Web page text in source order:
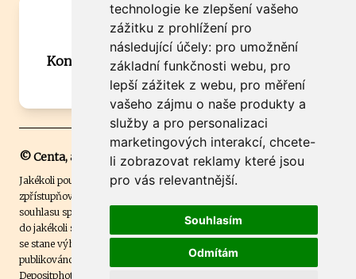
technologie ke zlepšení vašeho
zážitku z prohlížení pro
následující účely: pro umožnění
základní funkčnosti webu, pro
lepší zážitek z webu, pro měření
vašeho zájmu o naše produkty a
služby a pro personalizaci
marketingových interakcí, chcete-
li zobrazovat reklamy které jsou
pro vás relevantnější.
Souhlasím
Odmítám
Máte zajímavou informaci? Chcete
spolupracovat?
Kontaktujte šéfredaktora Martina Chalupu:
chalupa@ctidoma.cz
© Centa, a.s.
Jakékoli použití obsahu včetně převzetí, šíření či dalšího užití a
zpřístupňování textových či obrazových materiálů bez písemného
souhlasu společnosti Centa,a.s. je zakázáno. Čtenář svým přihlášením
do jakékoli soutěže na našem webu dává souhlas s tím, že v případě, že
se stane výhercem této soutěže, může být jeho jméno na webu
publikováno. Centa, a.s. využívala licenci ČTK a využívá fotografie z
Depositphotos